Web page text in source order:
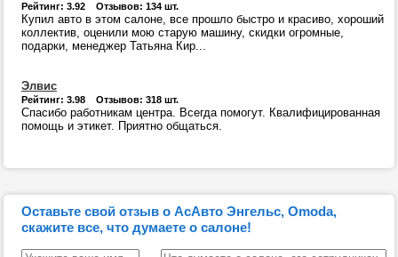
Рейтинг: 3.92 Отзывов: 134 шт.
Купил авто в этом салоне, все прошло быстро и красиво, хороший
коллектив, оценили мою старую машину, скидки огромные,
подарки, менеджер Татьяна Кир...
Элвис
Рейтинг: 3.98 Отзывов: 318 шт.
Спасибо работникам центра. Всегда помогут. Квалифицированная
помощь и этикет. Приятно общаться.
Оставьте свой отзыв о АсАвто Энгельс, Omoda,
скажите все, что думаете о салоне!